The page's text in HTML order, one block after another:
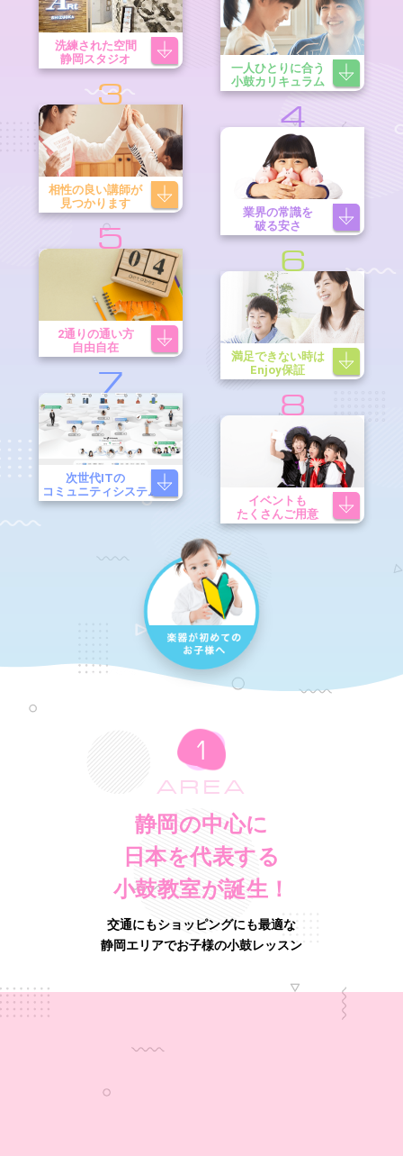
洗練された空間
静岡スタジオ
一人ひとりに合う
小鼓カリキュラム
3
相性の良い講師が
見つかります
4
業界の常識を
破る安さ
5
2通りの通い方
自由自在
6
満足できない時は
Enjoy保証
7
次世代ITの
コミュニティシステム
8
イベントも
たくさんご用意
AREA
静岡の中心に
日本を代表する
小鼓教室が誕生！
交通にもショッピングにも最適な
静岡エリアでお子様の小鼓レッスン